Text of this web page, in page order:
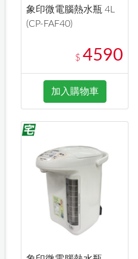
象印微電腦熱水瓶 4L
(CP-FAF40)
$ 4590
加入購物車